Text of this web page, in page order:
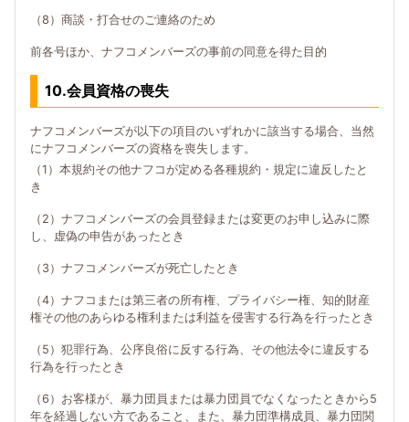
（8）商談・打合せのご連絡のため
前各号ほか、ナフコメンバーズの事前の同意を得た目的
10.会員資格の喪失
ナフコメンバーズが以下の項目のいずれかに該当する場合、当然
にナフコメンバーズの資格を喪失します。
（1）本規約その他ナフコが定める各種規約・規定に違反したと
き
（2）ナフコメンバーズの会員登録または変更のお申し込みに際
し、虚偽の申告があったとき
（3）ナフコメンバーズが死亡したとき
（4）ナフコまたは第三者の所有権、プライバシー権、知的財産
権その他のあらゆる権利または利益を侵害する行為を行ったとき
（5）犯罪行為、公序良俗に反する行為、その他法令に違反する
行為を行ったとき
（6）お客様が、暴力団員または暴力団員でなくなったときから5
年を経過しない方であること、また、暴力団準構成員、暴力団関